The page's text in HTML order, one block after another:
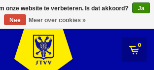
0
onze website te verbeteren. Is dat akkoord?
Ja
Nee
Meer over cookies »